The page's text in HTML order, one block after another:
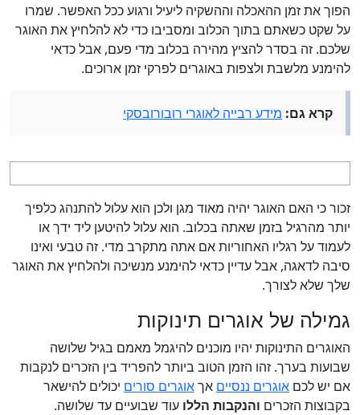
הפוך את זמן ההאכלה וההשקיה ליעיל ורגוע ככל האפשר. שמרו
על שקט כשאתם בתוך הכלוב ומסביבו כדי לא להלחיץ את האוגר
שלכם. זה בסדר להציץ מהירה בכלוב מדי פעם, אבל כדאי
להימנע מלשבת ולצפות באוגרים לפרקי זמן ארוכים.
קרא גם: מידע רבייה לאוגרי רובורובסקי
זכור כי האם האוגר יהיה מאוד מגן ולכן הוא עלול להתנהג כלפיך
יותר מהרגיל בזמן שאתה בכלוב. הוא עלול להיטען ליד ידך או
לעמוד על רגליו האחוריות אם אתה מתקרב מדי. זה טבעי ואינו
סיבה לדאגה, אבל עדיין כדאי להימנע מנשיכה ולהלחיץ את האוגר
שלך שלא לצורך.
גמילה של אוגרים תינוקות
האוגרים התינוקות יהיו מוכנים להיגמל מאמם בגיל שלושה
שבועות בערך. זהו הזמן הטוב ביותר להפריד בין הזכרים לנקבות
אם יש לכם אוגרים ננסיים אךאוגרים סורים יכולים להישאר
בקבוצות הזכרים והנקבות הללו עוד שבועיים עד שלושה.